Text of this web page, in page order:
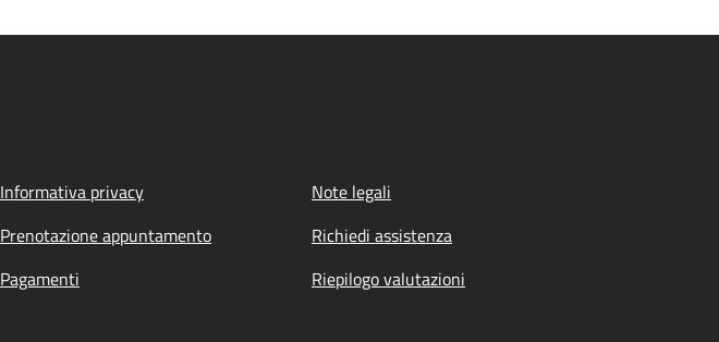
Informativa privacy
Note legali
Prenotazione appuntamento
Richiedi assistenza
Pagamenti
Riepilogo valutazioni